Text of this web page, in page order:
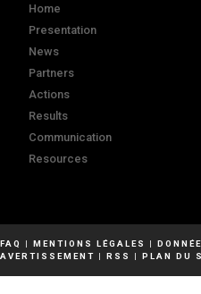
Home
Presentation
News
Partners
Actions
Results
Communication
Resources
FAQ | MENTIONS LÉGALES |
AVERTISSEMENT | RSS | PLAN DU